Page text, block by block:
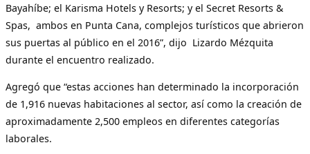
Bayahíbe; el Karisma Hotels y Resorts; y el Secret Resorts &
Spas, ambos en Punta Cana, complejos turísticos que abrieron
sus puertas al público en el 2016”, dijo Lizardo Mézquita
durante el encuentro realizado.
Agregó que “estas acciones han determinado la incorporación
de 1,916 nuevas habitaciones al sector, así como la creación de
aproximadamente 2,500 empleos en diferentes categorías
laborales.